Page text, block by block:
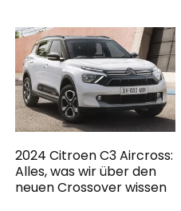
2024 Citroen C3 Aircross:
Alles, was wir über den
neuen Crossover wissen